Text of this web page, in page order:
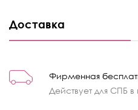
Доставка
Фирменная
Действует для СПБ